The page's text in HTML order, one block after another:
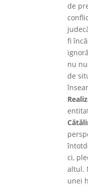
de
fi
nu
de
ci,
altul.
unei